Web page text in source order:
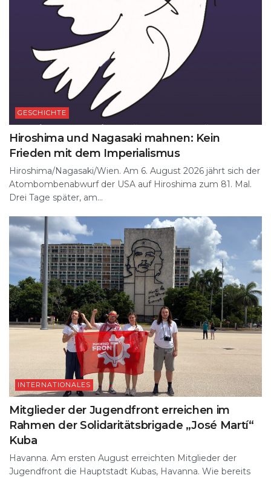
GESCHICHTE
Hiroshima und Nagasaki mahnen: Kein
Frieden mit dem Imperialismus
Hiroshima/Nagasaki/Wien. Am 6. August 2026 jährt sich der
Atombombenabwurf der USA auf Hiroshima zum 81. Mal.
Drei Tage später, am...
INTERNATIONALES
Mitglieder der Jugendfront erreichen im
Rahmen der Solidaritätsbrigade „José Martí“
Kuba
Havanna. Am ersten August erreichten Mitglieder der
Jugendfront die Hauptstadt Kubas, Havanna. Wie bereits